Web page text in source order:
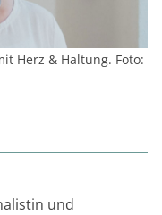
Herz & Haltung. Foto:
und